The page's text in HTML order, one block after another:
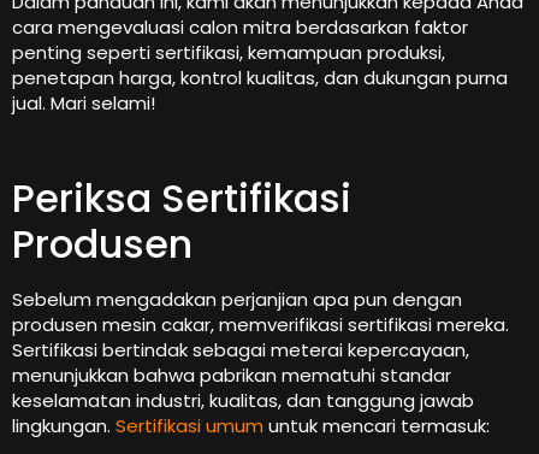
cara mengevaluasi calon mitra berdasarkan faktor
penting seperti sertifikasi, kemampuan produksi,
penetapan harga, kontrol kualitas, dan dukungan purna
jual. Mari selami!
Periksa Sertifikasi
Produsen
Sebelum mengadakan perjanjian apa pun dengan
produsen mesin cakar, memverifikasi sertifikasi mereka.
Sertifikasi bertindak sebagai meterai kepercayaan,
menunjukkan bahwa pabrikan mematuhi standar
keselamatan industri, kualitas, dan tanggung jawab
lingkungan. Sertifikasi umum untuk mencari termasuk: